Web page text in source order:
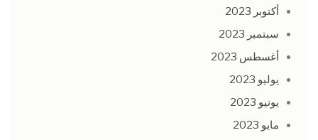
أكتوبر 2023
سبتمبر 2023
أغسطس 2023
يوليو 2023
يونيو 2023
مايو 2023